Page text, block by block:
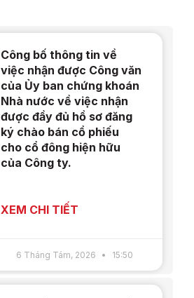
Công bố thông tin về
việc nhận được Công văn
của Ủy ban chứng khoán
Nhà nước về việc nhận
được đầy đủ hồ sơ đăng
ký chào bán cổ phiếu
cho cổ đông hiện hữu
của Công ty.
XEM CHI TIẾT
6 Tháng Tám, 2026 15:50